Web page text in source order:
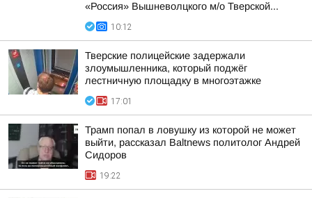
«Россия» Вышневолцкого м/о Тверской...
10:12
Тверские полицейские задержали
злоумышленника, который поджёг
лестничную площадку в многоэтажке
17:01
Трамп попал в ловушку из которой не может
выйти, рассказал Baltnews политолог Андрей
Сидоров
19:22